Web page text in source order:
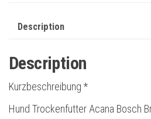
Description
Description
Kurzbeschreibung *
Hund Trockenfutter Acana Bosch